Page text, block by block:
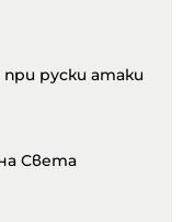
руски атаки
Света